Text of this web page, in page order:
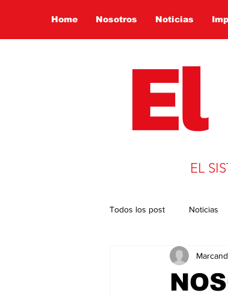
Home Nosotros Noticias
EL
Todos los post Noticias
Presidencia 2022